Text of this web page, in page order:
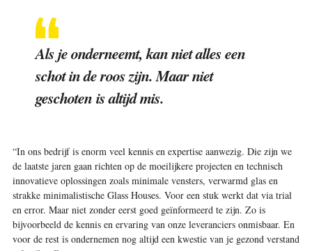
Als je onderneemt, kan niet alles een
schot in de roos zijn. Maar niet
geschoten is altijd mis.
“In ons bedrijf is enorm veel kennis en expertise aanwezig. Die zijn we
de laatste jaren gaan richten op de moeilijkere projecten en technisch
innovatieve oplossingen zoals minimale vensters, verwarmd glas en
strakke minimalistische Glass Houses. Voor een stuk werkt dat via trial
en error. Maar niet zonder eerst goed geïnformeerd te zijn. Zo is
bijvoorbeeld de kennis en ervaring van onze leveranciers onmisbaar. En
voor de rest is ondernemen nog altijd een kwestie van je gezond verstand